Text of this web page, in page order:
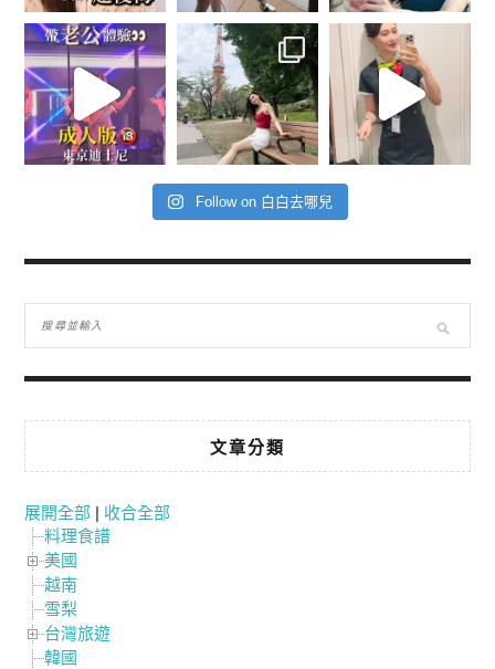
Follow on 白白去哪兒
文章分類
展開全部 | 收合全部
料理食譜
美國
越南
雪梨
台灣旅遊
韓國